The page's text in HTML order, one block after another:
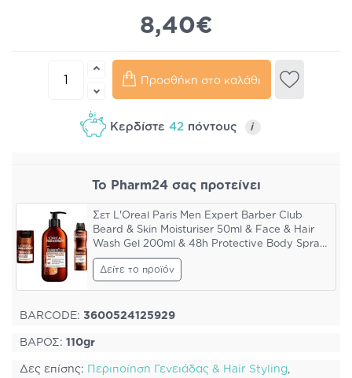
8,40€
Προσθήκη στο καλάθι
Κερδίστε 42πόντους i
Το Pharm24 σας προτείνει
Σετ L'Oreal Paris Men Expert Barber Club
Beard & Skin Moisturiser 50ml & Face & Hair
Wash Gel 200ml & 48h Protective Body Spray
150ml
Δείτε το προϊόν
BARCODE: 3600524125929
ΒΑΡΟΣ: 110gr
Δες επίσης: Περιποίηση Γενειάδας & Hair Styling,